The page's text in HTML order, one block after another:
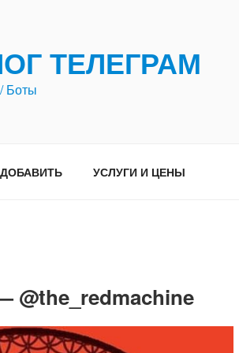
ТЕЛЕГРАМ
Боты
ДОБАВИТЬ УСЛУГИ И ЦЕНЫ
@the_redmachine